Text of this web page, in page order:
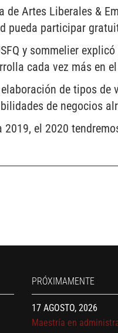
de Artes Liberales &
participar
y sommelier
cada vez más en
de tipos de
de negocios
el 2020
PRÓXIMAMENTE
Gerencia de empresas
Maestría en
– MBA